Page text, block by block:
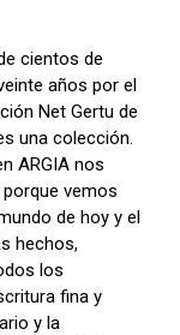
cientos de
años por el
Net Gertu de
una colección.
ARGIA nos
vemos
de hoy y el
hechos,
los
fina y
y la